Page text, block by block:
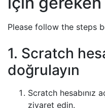
Please follow the steps
1. Scratch
doğrulayın
Scratch hesabınız
ziyaret edin.